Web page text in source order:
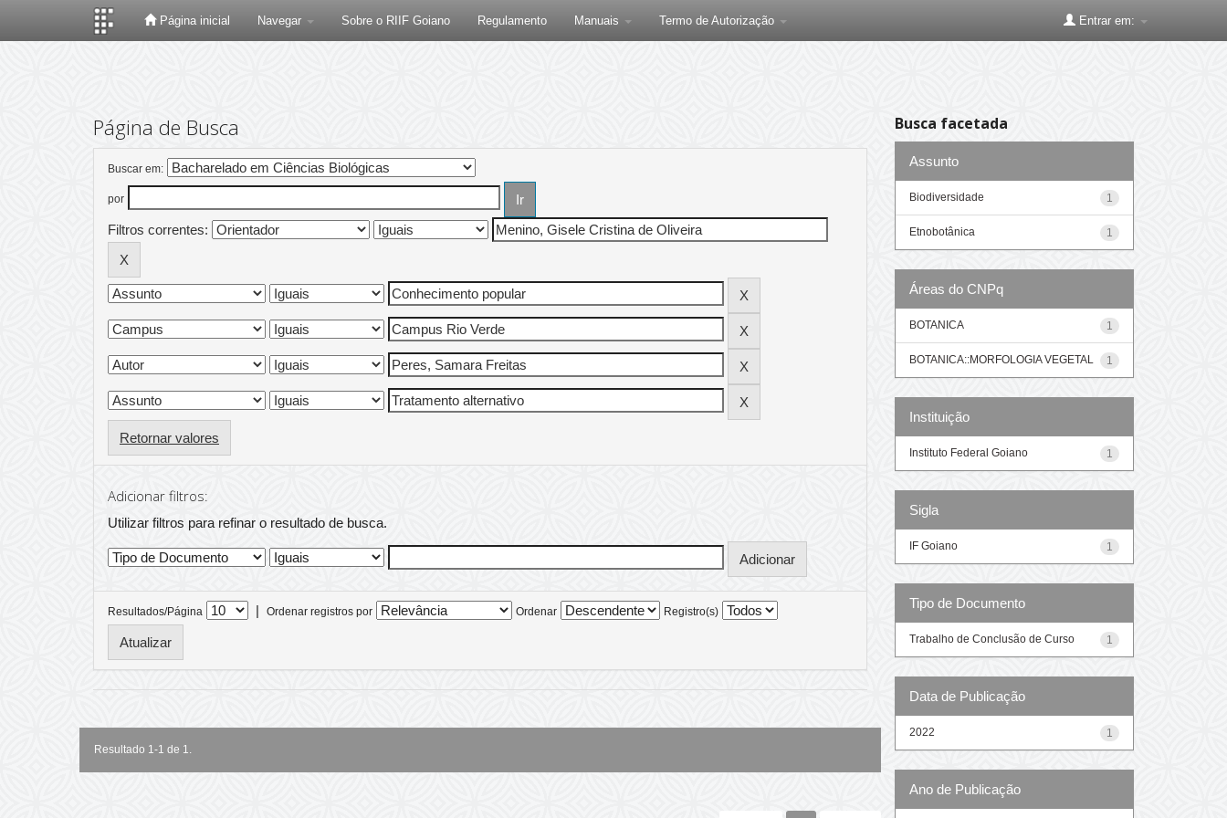
Página inicial Navegar Sobre o RIIF Goiano Regulamento Manuais Termo de Autorização Entrar em:
Página de Busca
Buscar em:
por
Filtros correntes:
Retornar valores
Adicionar filtros:
Utilizar filtros para refinar o resultado de busca.
Resultados/Página | Ordenar registros por Ordenar Registro(s)
Resultado 1-1 de 1.
Busca facetada
Assunto
1
Biodiversidade
1
Etnobotânica
Áreas do CNPq
1
BOTANICA
1
BOTANICA::MORFOLOGIA VEGETAL
Instituição
1
Instituto Federal Goiano
Sigla
1
IF Goiano
Tipo de Documento
1
Trabalho de Conclusão de Curso
Data de Publicação
1
2022
Ano de Publicação